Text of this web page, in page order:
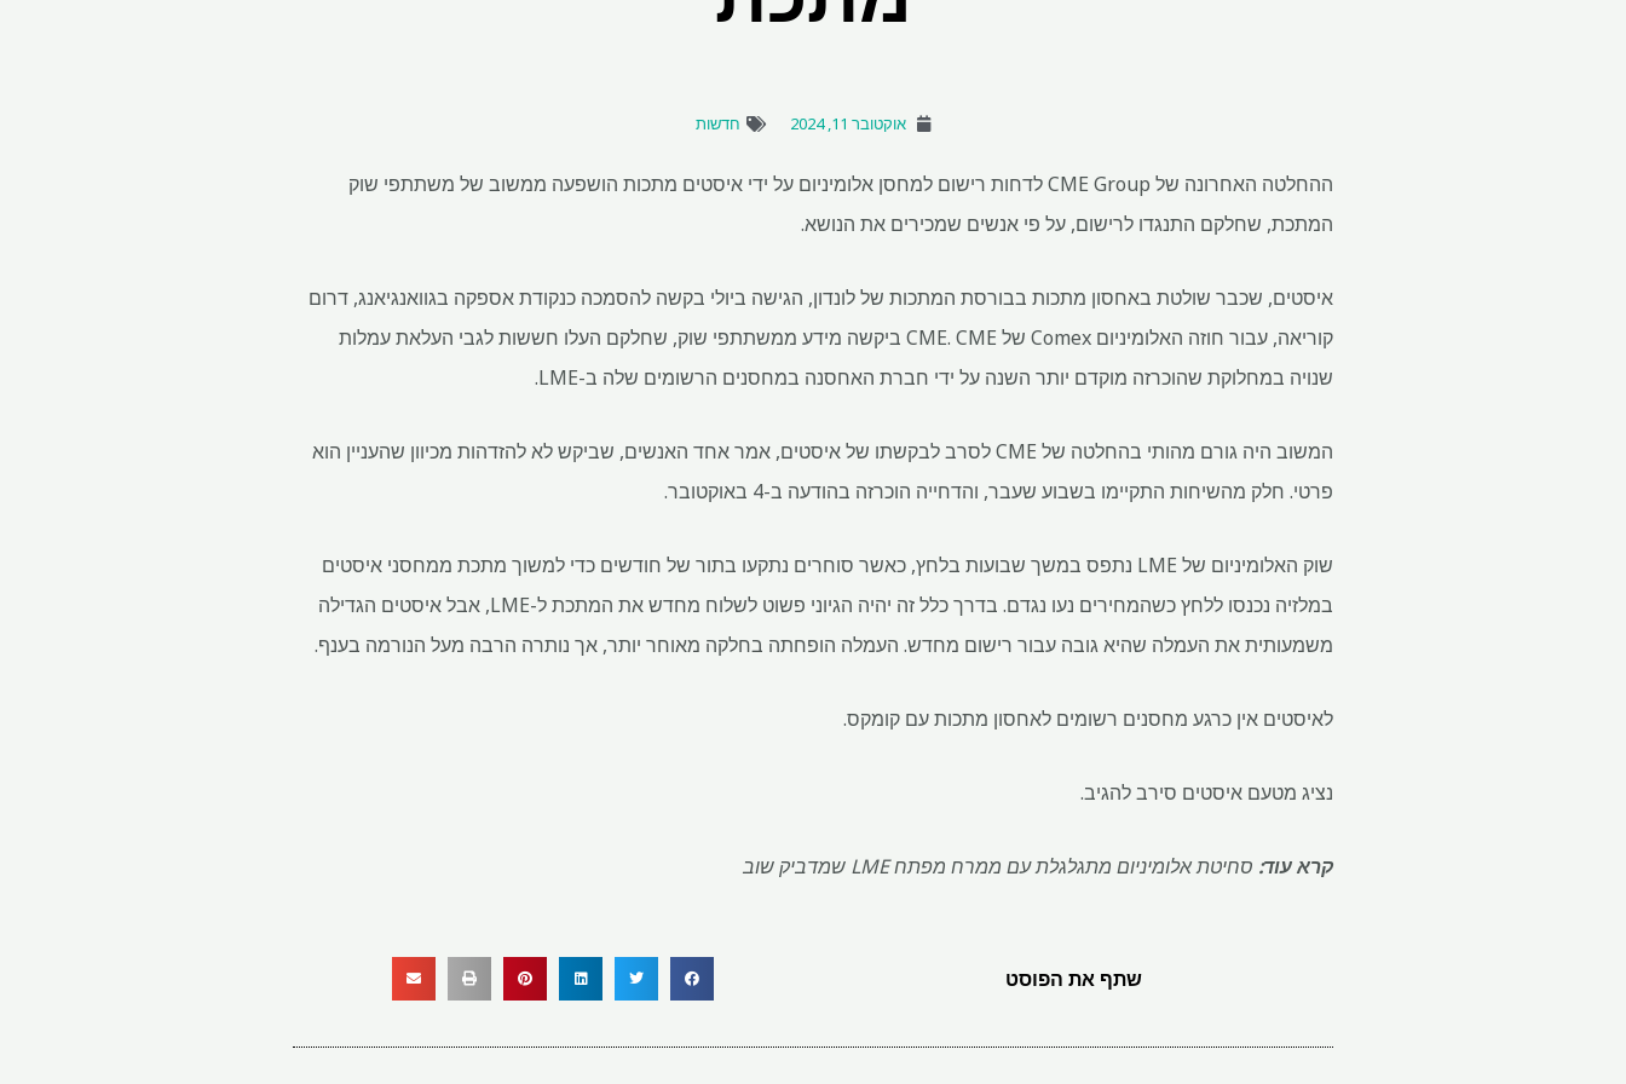
אוקטובר 11, 2024 חדשות
ההחלטה האחרונה של CME Group לדחות רישום למחסן אלומיניום על ידי איסטים מתכות הושפעה ממשוב של משתתפי שוק
המתכת, שחלקם התנגדו לרישום, על פי אנשים שמכירים את הנושא.
איסטים, שכבר שולטת באחסון מתכות בבורסת המתכות של לונדון, הגישה ביולי בקשה להסמכה כנקודת אספקה ​​בגוואנגיאנג, דרום
קוריאה, עבור חוזה האלומיניום Comex של CME. CME ביקשה מידע ממשתתפי שוק, שחלקם העלו חששות לגבי העלאת עמלות
שנויה במחלוקת שהוכרזה מוקדם יותר השנה על ידי חברת האחסנה במחסנים הרשומים שלה ב-LME.
המשוב היה גורם מהותי בהחלטה של ​​CME לסרב לבקשתו של איסטים, אמר אחד האנשים, שביקש לא להזדהות מכיוון שהעניין הוא
פרטי. חלק מהשיחות התקיימו בשבוע שעבר, והדחייה הוכרזה בהודעה ב-4 באוקטובר.
שוק האלומיניום של LME נתפס במשך שבועות בלחץ, כאשר סוחרים נתקעו בתור של חודשים כדי למשוך מתכת ממחסני איסטים
במלזיה נכנסו ללחץ כשהמחירים נעו נגדם. בדרך כלל זה יהיה הגיוני פשוט לשלוח מחדש את המתכת ל-LME, אבל איסטים הגדילה
משמעותית את העמלה שהיא גובה עבור רישום מחדש. העמלה הופחתה בחלקה מאוחר יותר, אך נותרה הרבה מעל הנורמה בענף.
לאיסטים אין כרגע מחסנים רשומים לאחסון מתכות עם קומקס.
נציג מטעם איסטים סירב להגיב.
קרא עוד: סחיטת אלומיניום מתגלגלת עם ממרח מפתח LME שמדביק שוב
שתף את הפוסט